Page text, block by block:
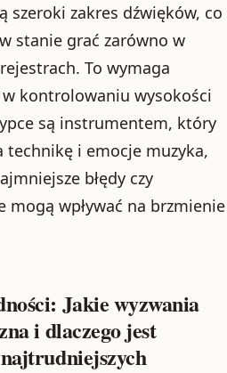
szeroki zakres dźwięków, co
stanie grać zarówno w
To wymaga
kontrolowaniu wysokości
są instrumentem, który
technikę i emocje muzyka,
błędy czy
mogą wpływać na brzmienie
Jakie wyzwania
i dlaczego jest